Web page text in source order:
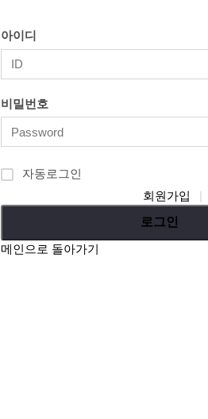
아이디
비밀번호
자동로그인
회원가입
로그인
메인으로 돌아가기